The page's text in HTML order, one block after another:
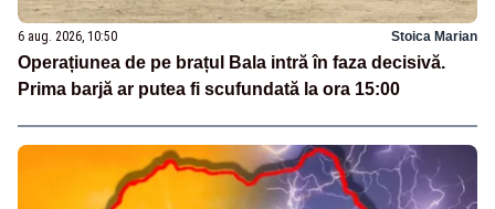
6 aug. 2026, 10:50 Stoica Marian
Operațiunea de pe brațul Bala intră în faza decisivă.
Prima barjă ar putea fi scufundată la ora 15:00